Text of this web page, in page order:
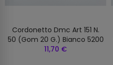
Cordonetto Dmc Art 151 N.
50 (gom 20 G.) Bianco 5200
11,70 €